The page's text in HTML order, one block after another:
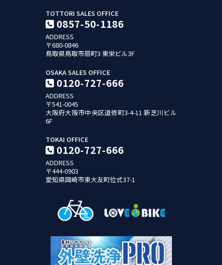
TOTTORI SALES OFFICE
0857-50-1186
ADDRESS
〒680-0846
鳥取県鳥取市扇町3 東栄ビル3F
OSAKA SALES OFFICE
0120-727-666
ADDRESS
〒541-0045
大阪府大阪市中央区道修町3-4-11新芝川ビル
6F
TOKAI OFFICE
0120-727-666
ADDRESS
〒444-0903
愛知県岡崎市東大友町位式37-1